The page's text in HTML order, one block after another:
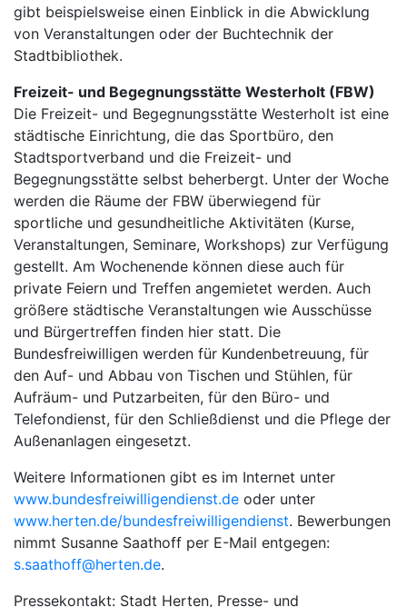
gibt beispielsweise einen Einblick in die Abwicklung
von Veranstaltungen oder der Buchtechnik der
Stadtbibliothek.
Freizeit- und Begegnungsstätte Westerholt (FBW)
Die Freizeit- und Begegnungsstätte Westerholt ist eine
städtische Einrichtung, die das Sportbüro, den
Stadtsportverband und die Freizeit- und
Begegnungsstätte selbst beherbergt. Unter der Woche
werden die Räume der FBW überwiegend für
sportliche und gesundheitliche Aktivitäten (Kurse,
Veranstaltungen, Seminare, Workshops) zur Verfügung
gestellt. Am Wochenende können diese auch für
private Feiern und Treffen angemietet werden. Auch
größere städtische Veranstaltungen wie Ausschüsse
und Bürgertreffen finden hier statt. Die
Bundesfreiwilligen werden für Kundenbetreuung, für
den Auf- und Abbau von Tischen und Stühlen, für
Aufräum- und Putzarbeiten, für den Büro- und
Telefondienst, für den Schließdienst und die Pflege der
Außenanlagen eingesetzt.
Weitere Informationen gibt es im Internet unter
www.bundesfreiwilligendienst.de oder unter
www.herten.de/bundesfreiwilligendienst. Bewerbungen
nimmt Susanne Saathoff per E-Mail entgegen:
s.saathoff@herten.de.
Pressekontakt: Stadt Herten, Presse- und